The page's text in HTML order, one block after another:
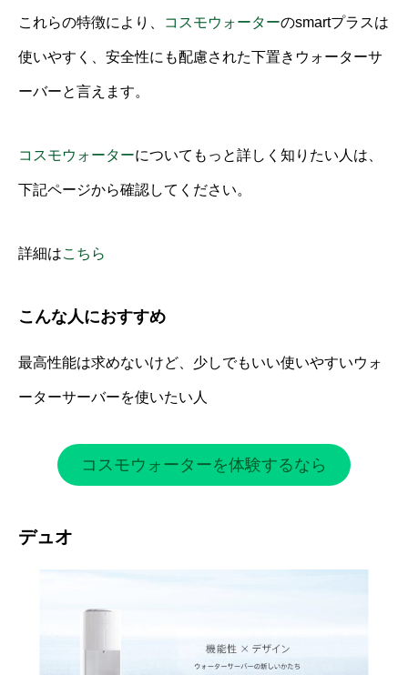
これらの特徴により、 コスモウォーターのsmartプラスは
使いやすく、安全性にも配慮された下置きウォーターサ
ーバーと言えます。
コスモウォーターについてもっと詳しく知りたい人は、
下記ページから確認してください。
詳細はこちら
こんな人におすすめ
最高性能は求めないけど、少しでもいい使いやすいウォ
ーターサーバーを使いたい人
コスモウォーターを体験するなら
デュオ